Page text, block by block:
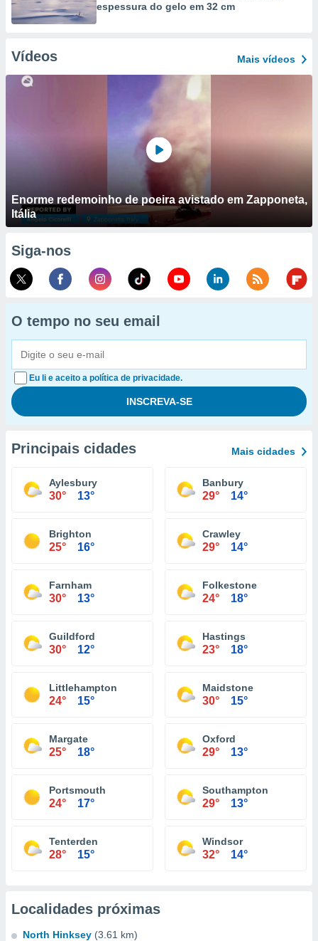
espessura do gelo em 32 cm
Vídeos Mais vídeos
Enorme redemoinho de poeira avistado em Zapponeta,
Itália
Siga-nos
O tempo no seu email
Eu li e aceito a política de privacidade.
Principais cidades Mais cidades
Aylesbury
30° 13°
Banbury
29° 14°
Brighton
25° 16°
Crawley
29° 14°
Farnham
30° 13°
Folkestone
24° 18°
Guildford
30° 12°
Hastings
23° 18°
Littlehampton
24° 15°
Maidstone
30° 15°
Margate
25° 18°
Oxford
29° 13°
Portsmouth
24° 17°
Southampton
29° 13°
Tenterden
28° 15°
Windsor
32° 14°
Localidades próximas
North Hinksey (3.61 km)